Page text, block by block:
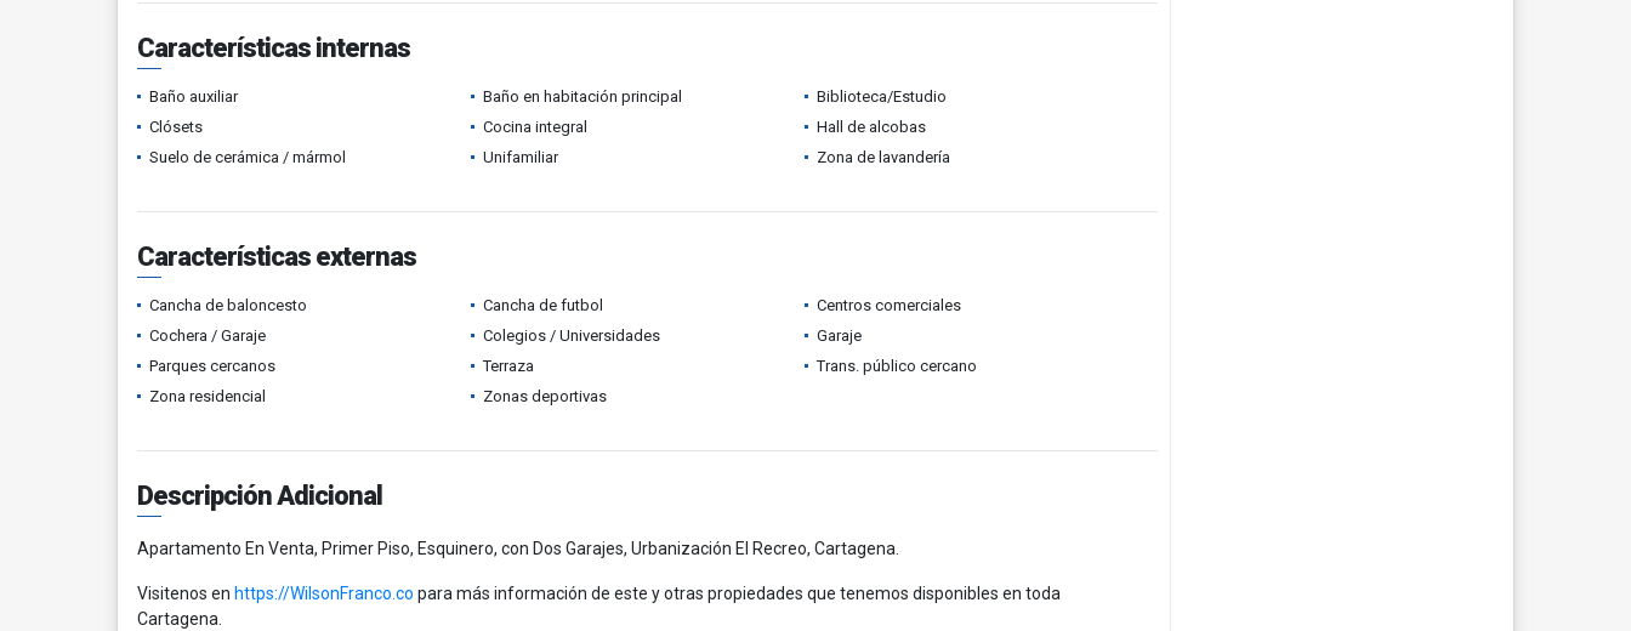
Características internas
Baño auxiliar Baño en habitación principal
Biblioteca/Estudio
Clósets
Cocina integral
Hall de alcobas
Suelo de cerámica / mármol
Unifamiliar Zona de lavandería
Características externas
Cancha de baloncesto Cancha de futbol
Centros comerciales
Cochera / Garaje
Colegios / Universidades
Garaje
Parques cercanos
Terraza
Trans. público cercano
Zona residencial
Zonas deportivas
Descripción Adicional
Apartamento En Venta, Primer Piso, Esquinero, con Dos Garajes, Urbanización El Recreo, Cartagena.
Visitenos en https://WilsonFranco.co para más información de este y otras propiedades que tenemos disponibles en toda
Cartagena.